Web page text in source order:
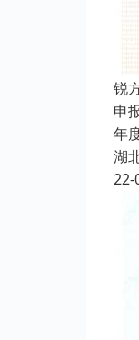
锐
申
年
湖
22-